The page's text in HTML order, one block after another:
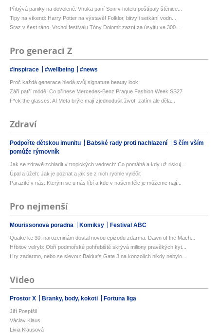
Přibývá paniky na dovolené: Vnuka paní Soni v hotelu poštípaly štěnice...
Tipy na víkend: Harry Potter na výstavě! Folklor, bitvy i setkání vodn...
Sraz v šest ráno. Vrchol festivalu Tóny Dolomit zazní za úsvitu ve 300...
Pro generaci Z
#inspirace #wellbeing #news
Proč každá generace hledá svůj signature beauty look
Září patří módě: Co přinese Mercedes-Benz Prague Fashion Week SS27
F*ck the glasses: AI Meta brýle mají zjednodušit život, zatím ale děla...
Zdraví
Podpořte dětskou imunitu Babské rady proti nachlazení
S čím vším
pomůže rýmovník
Jak se zdravě zchladit v tropických vedrech: Co pomáhá a kdy už riskuj...
Úpal a úžeh: Jak je poznat a jak se z nich rychle vyléčit
Parazité v nás: Kterým se u nás líbí a kde v našem těle je můžeme nají...
Pro nejmenší
Mourissonova poradna Komiksy Festival ABC
Quake ke 30. narozeninám dostal novou epizodu zdarma. Dawn of the Mach...
Hřbitov velryb: Obří podmořské pohřebiště skrývá miliony pravěkých kyt...
Hry zadarmo, nebo se slevou: Baldur's Gate 3 na konzolích nikdy nebylo...
Video
Prostor X Branky, body, kokoti Fortuna liga
Jiří Pospíšil
Václav Klaus
Livia Klausová